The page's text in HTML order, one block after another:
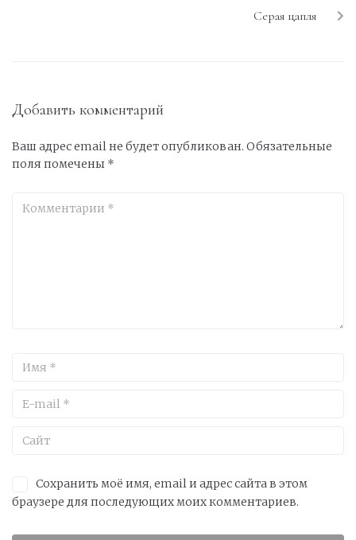
Серая цапля
Добавить комментарий
Ваш адрес email не будет опубликован. Обязательные
поля помечены *
Сохранить моё имя, email и адрес сайта в этом
браузере для последующих моих комментариев.